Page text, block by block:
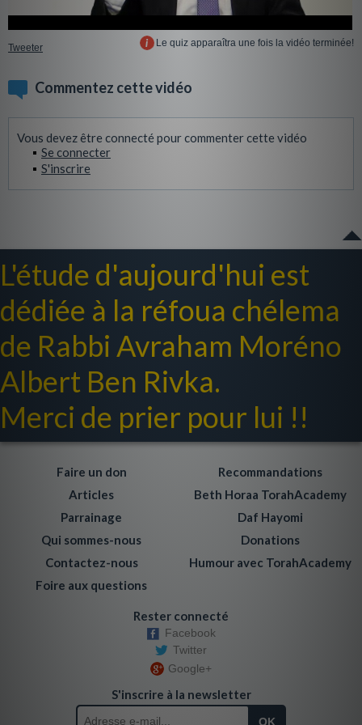
Tweeter Le quiz apparaîtra une fois la vidéo terminée!
Commentez cette vidéo
Vous devez être connecté pour commenter cette vidéo
Se connecter
S'inscrire
L'étude d'aujourd'hui est
dédiée à la réfoua chélema
de Rabbi Avraham Moréno
Albert Ben Rivka.
Merci de prier pour lui !!
Faire un don
Articles
Parrainage
Qui sommes-nous
Contactez-nous
Foire aux questions
Recommandations
Beth Horaa TorahAcademy
Daf Hayomi
Donations
Humour avec TorahAcademy
Rester connecté
Facebook
Twitter
Google+
S'inscrire à la newsletter